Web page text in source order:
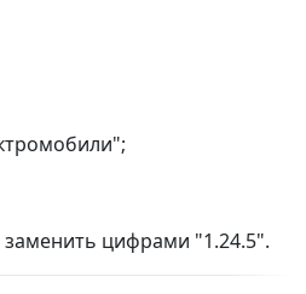
цифрами "1.24.5".